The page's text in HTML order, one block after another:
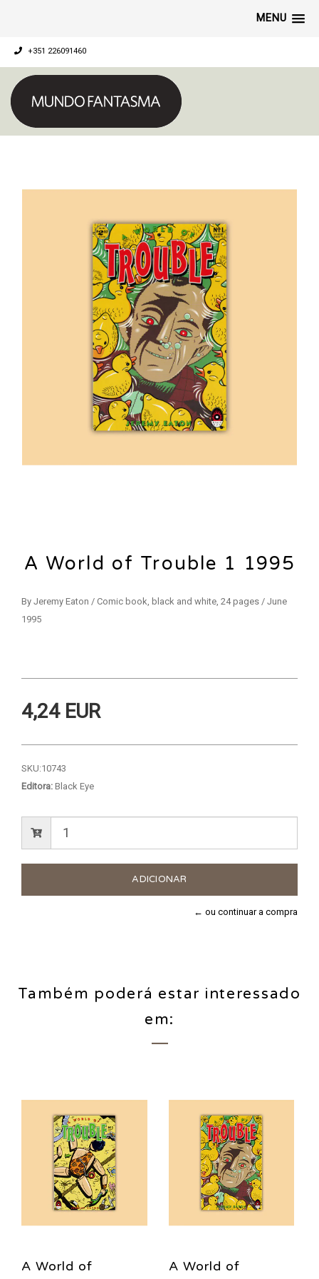
MENU
+351 226091460
A World of Trouble 1 1995
By Jeremy Eaton / Comic book, black and white, 24 pages / June
1995
4,24 EUR
SKU:10743
Editora: Black Eye
← ou continuar a compra
Também poderá estar interessado
em:
A World of
A World of